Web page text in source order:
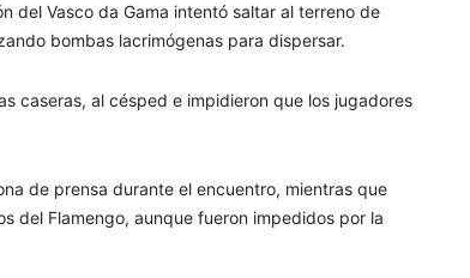
del Vasco da Gama intentó saltar al terreno de
bombas lacrimógenas para dispersar.
caseras, al césped e impidieron que los jugadores
de prensa durante el encuentro, mientras que
del Flamengo, aunque fueron impedidos por la